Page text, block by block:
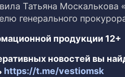
Татьяна
генерального
продукции 12+
новостей вы
https://t.me/vestiomsk